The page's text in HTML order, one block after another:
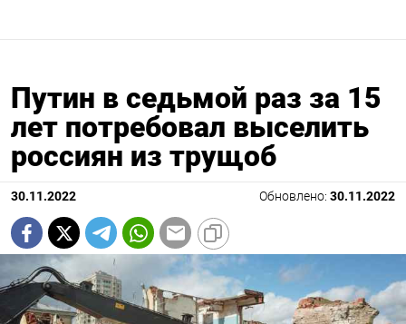
Путин в седьмой раз за 15
лет потребовал выселить
россиян из трущоб
30.11.2022 Обновлено: 30.11.2022